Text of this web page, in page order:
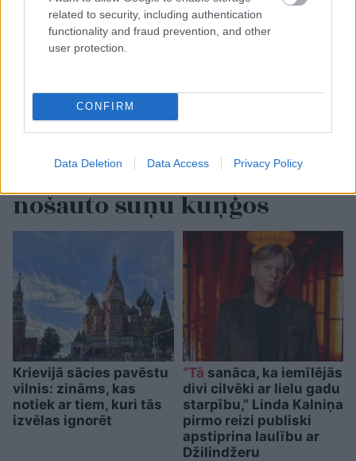
related to security, including authentication
functionality and fraud prevention, and other
user protection.
CONFIRM
Data Deletion Data Access Privacy Policy
“Tikdaudz melu…” Modris
Konovalovs atklāj, ko
ekspertīzē konstatēja
nošauto suņu kuņģos
Krievijā sācies pavēstu
vilnis: zināms, kas
notiek ar tiem, kuri tās
izvēlas ignorēt
“Tā sanāca, ka iemīlējās
divi cilvēki ar lielu gadu
starpību,” Linda Kalniņa
pirmo reizi publiski
apstiprina laulību ar
Džilindžeru